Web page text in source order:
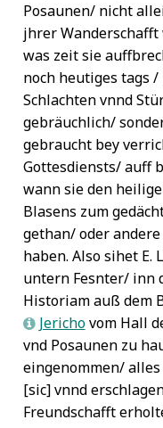
Posaunen/ nicht
jhrer
was zeit sie
noch heutiges tags
Schlachten vnnd
gebräuchlich/
gebraucht bey
Gottesdiensts/ auff
wann sie den
Blasens zum
gethan/ oder
haben. Also sihet E.
untern Fesnter/ inn
Historiam auß dem
L Jericho vom Hall
vnd Posaunen zu
eingenommen/
[sic] vnnd
Freundschafft